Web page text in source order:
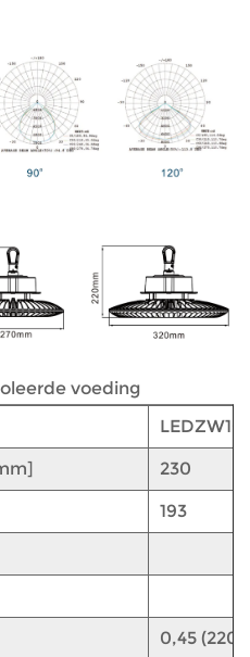
voeding
230
193
0,45